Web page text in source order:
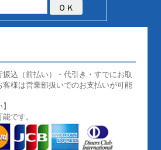
込（前払い）・代引き・すでにお取
様は営業部扱いでのお支払いが可能
です。